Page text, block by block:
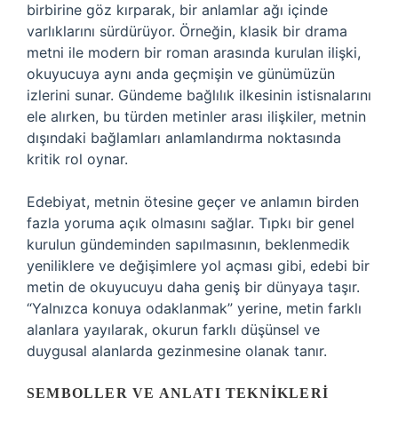
birbirine göz kırparak, bir anlamlar ağı içinde
varlıklarını sürdürüyor. Örneğin, klasik bir drama
metni ile modern bir roman arasında kurulan ilişki,
okuyucuya aynı anda geçmişin ve günümüzün
izlerini sunar. Gündeme bağlılık ilkesinin istisnalarını
ele alırken, bu türden metinler arası ilişkiler, metnin
dışındaki bağlamları anlamlandırma noktasında
kritik rol oynar.
Edebiyat, metnin ötesine geçer ve anlamın birden
fazla yoruma açık olmasını sağlar. Tıpkı bir genel
kurulun gündeminden sapılmasının, beklenmedik
yeniliklere ve değişimlere yol açması gibi, edebi bir
metin de okuyucuyu daha geniş bir dünyaya taşır.
“Yalnızca konuya odaklanmak” yerine, metin farklı
alanlara yayılarak, okurun farklı düşünsel ve
duygusal alanlarda gezinmesine olanak tanır.
SEMBOLLER VE ANLATI TEKNIKLERI